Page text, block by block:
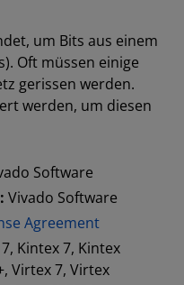
um Bits aus einem
Oft müssen einige
gerissen werden.
werden, um diesen
Software
Vivado Software
Agreement
Kintex 7, Kintex
Virtex 7, Virtex